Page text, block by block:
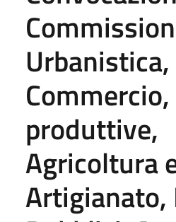
Urbanistica,
produttive,
Agricoltura
Artigianato,